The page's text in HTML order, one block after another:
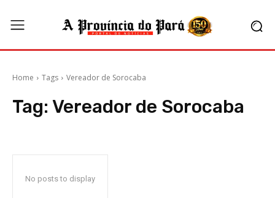
Home Tags Vereador de Sorocaba
Tag: Vereador de Sorocaba
No posts to display